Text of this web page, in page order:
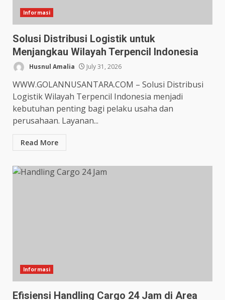
Informasi
Solusi Distribusi Logistik untuk
Menjangkau Wilayah Terpencil Indonesia
Husnul Amalia July 31, 2026
WWW.GOLANNUSANTARA.COM – Solusi Distribusi
Logistik Wilayah Terpencil Indonesia menjadi
kebutuhan penting bagi pelaku usaha dan
perusahaan. Layanan...
Read More
Informasi
Efisiensi Handling Cargo 24 Jam di Area